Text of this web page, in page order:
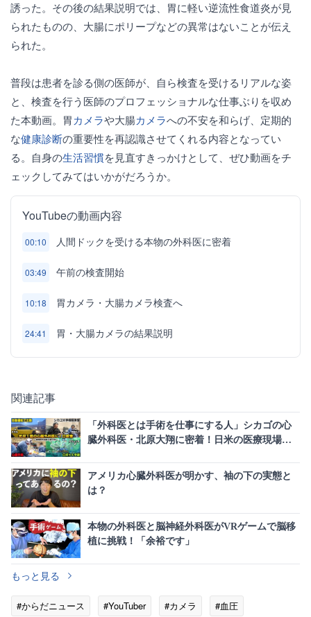
誘った。その後の結果説明では、胃に軽い逆流性食道炎が見
られたものの、大腸にポリープなどの異常はないことが伝え
られた。
普段は患者を診る側の医師が、自ら検査を受けるリアルな姿
と、検査を行う医師のプロフェッショナルな仕事ぶりを収め
た本動画。胃カメラや大腸カメラへの不安を和らげ、定期的
な健康診断の重要性を再認識させてくれる内容となってい
る。自身の生活習慣を見直すきっかけとして、ぜひ動画をチ
ェックしてみてはいかがだろうか。
YouTubeの動画内容
00:10 人間ドックを受ける本物の外科医に密着
03:49 午前の検査開始
10:18 胃カメラ・大腸カメラ検査へ
24:41 胃・大腸カメラの結果説明
関連記事
「外科医とは手術を仕事にする人」シカゴの心
臓外科医・北原大翔に密着！日米の医療現場の
アメリカ心臓外科医が明かす、袖の下の実態と
は？
本物の外科医と脳神経外科医がVRゲームで脳移
植に挑戦！「余裕です」
もっと見る
#からだニュース #YouTuber #カメラ
#血圧